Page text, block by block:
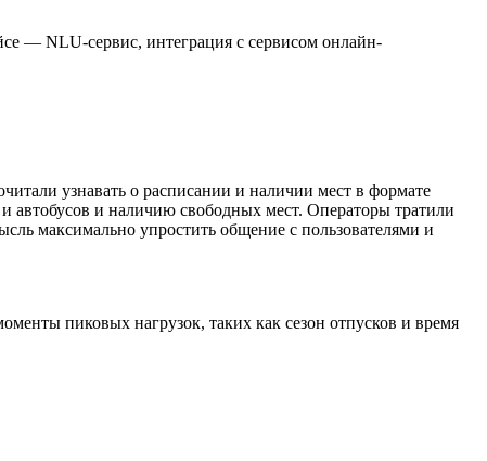
— NLU-сервис, интеграция с сервисом онлайн-
узнавать о расписании и наличии мест в формате
автобусов и наличию свободных мест. Операторы тратили
максимально упростить общение с пользователями и
пиковых нагрузок, таких как сезон отпусков и время